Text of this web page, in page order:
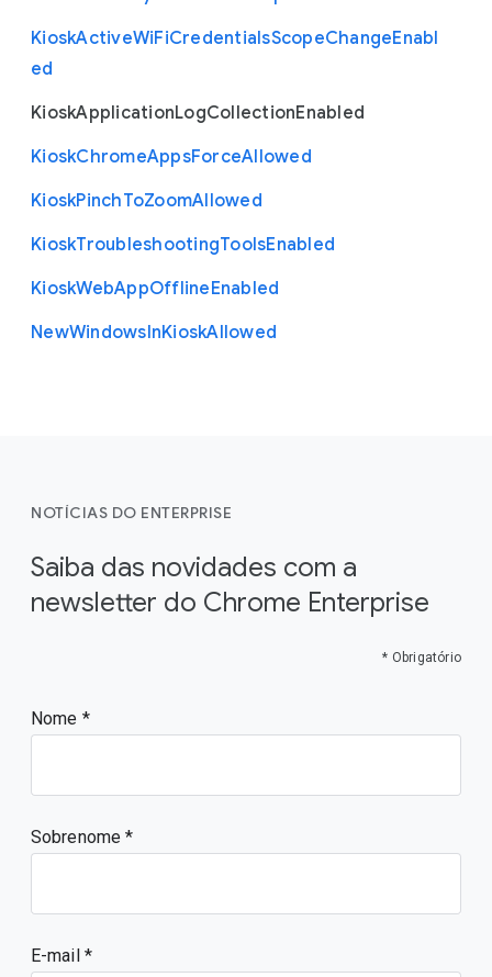
KioskActiveWiFiCredentialsScopeChangeEnabl
ed
KioskApplicationLogCollectionEnabled
KioskChromeAppsForceAllowed
KioskPinchToZoomAllowed
KioskTroubleshootingToolsEnabled
KioskWebAppOfflineEnabled
NewWindowsInKioskAllowed
NOTÍCIAS DO ENTERPRISE
Saiba das novidades com a
newsletter do Chrome Enterprise
* Obrigatório
Nome
Sobrenome
E-mail